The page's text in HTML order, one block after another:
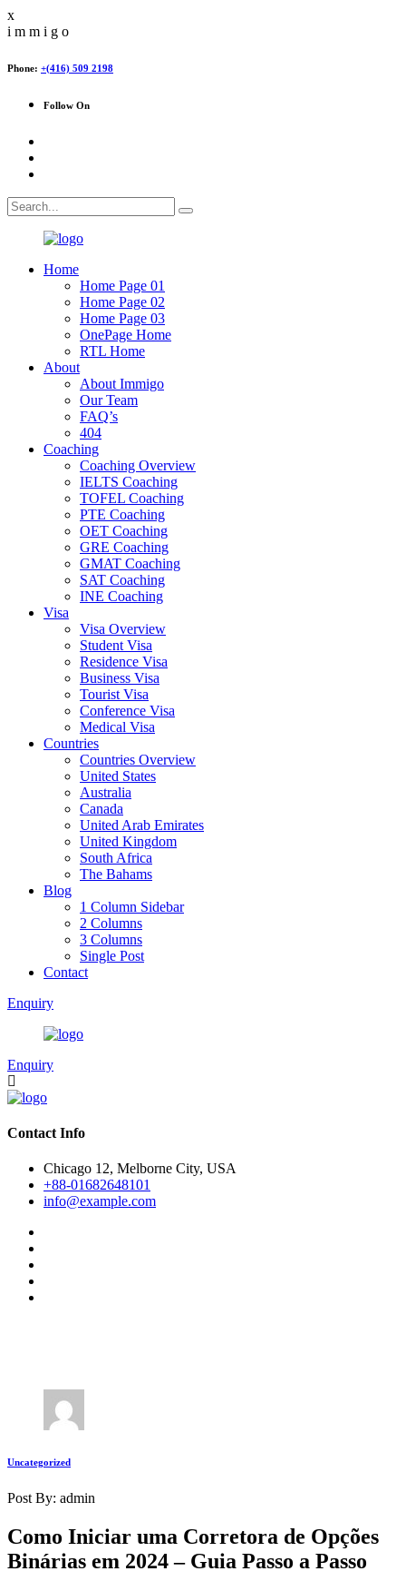
x
i m m i g o
Phone: +(416) 509 2198
Follow On
Home
Home Page 01
Home Page 02
Home Page 03
OnePage Home
RTL Home
About
About Immigo
Our Team
FAQ’s
404
Coaching
Coaching Overview
IELTS Coaching
TOFEL Coaching
PTE Coaching
OET Coaching
GRE Coaching
GMAT Coaching
SAT Coaching
INE Coaching
Visa
Visa Overview
Student Visa
Residence Visa
Business Visa
Tourist Visa
Conference Visa
Medical Visa
Countries
Countries Overview
United States
Australia
Canada
United Arab Emirates
United Kingdom
South Africa
The Bahams
Blog
1 Column Sidebar
2 Columns
3 Columns
Single Post
Contact
Enquiry
Enquiry
Contact Info
Chicago 12, Melborne City, USA
+88-01682648101
info@example.com
Uncategorized
Post By: admin
Como Iniciar uma Corretora de Opções
Binárias em 2024 – Guia Passo a Passo